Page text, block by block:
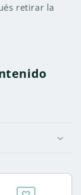
retirar la